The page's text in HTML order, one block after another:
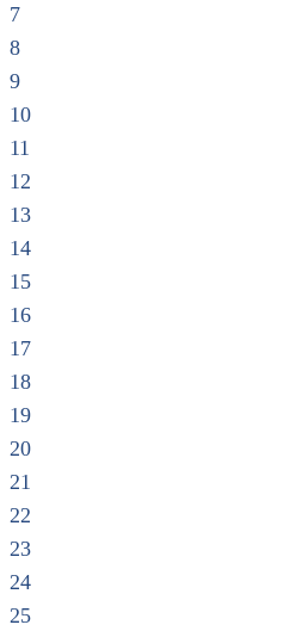
7
8
9
10
11
12
13
14
15
16
17
18
19
20
21
22
23
24
25